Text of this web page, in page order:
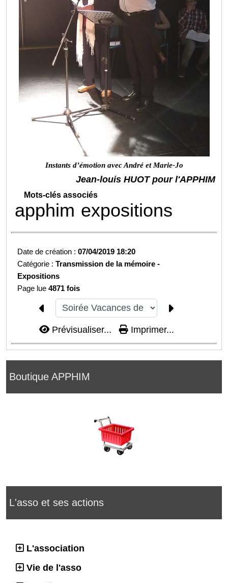
Boutique APPHIM
L'asso et ses actions
L'association
Vie de l'asso
Instants d’émotion avec André et Marie-Jo
Jean-louis HUOT pour l'APPHIM
Mots-clés associés
apphim expositions
Date de création :07/04/2019 18:20
Catégorie :Transmission de la mémoire -
Expositions
Page lue4871 fois
Prévisualiser... Imprimer...